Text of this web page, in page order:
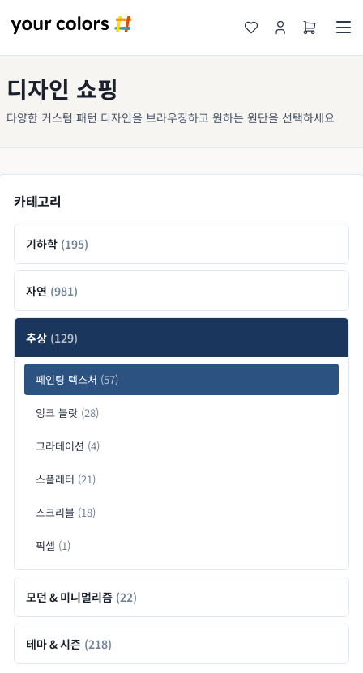
디자인 쇼핑
다양한 커스텀 패턴 디자인을 브라우징하고 원하는 원단을 선택하세요
카테고리
기하학 (195)
자연 (981)
추상 (129)
페인팅 텍스처 (57)
잉크 블랏 (28)
그라데이션 (4)
스플래터 (21)
스크리블 (18)
픽셀 (1)
모던 & 미니멀리즘 (22)
테마 & 시즌 (218)